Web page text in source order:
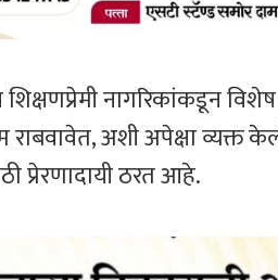
शिक्षणप्रेमी नागरिकांकडून
राबवावेत, अशी अपेक्षा व्यक्त
प्रेरणादायी ठरत आहे.